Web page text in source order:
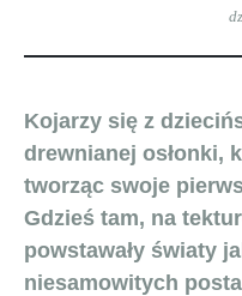
Kojarzy się z
drewnianej osłonki,
tworząc swoje
Gdzieś tam, na
powstawały światy
niesamowitych